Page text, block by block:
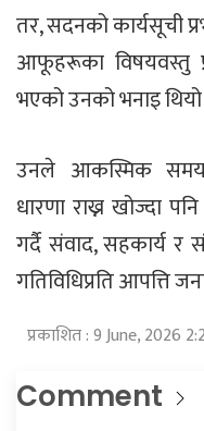
तर, सदनको कार्यसूची
आफूहरूका विषयवस्तु
भएको उनको भनाइ थियो
उनले आकस्मिक
धारणा राख्न खोज्दा
गर्दै संवाद, सहकार्य र
गतिविधिप्रति आपत्ति
प्रकाशित : 9 June, 2026
Comment